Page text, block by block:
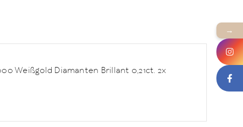
Weißgold Diamanten Brillant 0,21ct. 2x
→